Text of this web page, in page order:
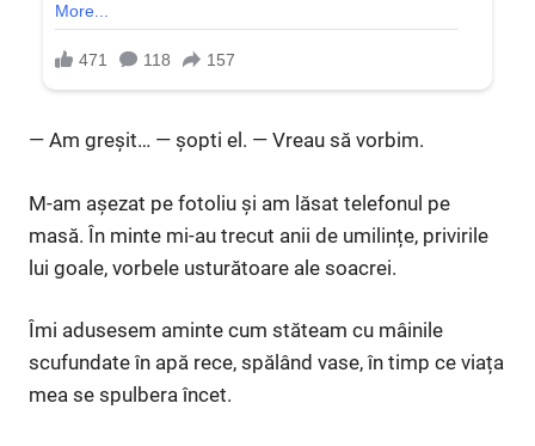
— Am greșit… — șopti el. — Vreau să vorbim.
M-am așezat pe fotoliu și am lăsat telefonul pe
masă. În minte mi-au trecut anii de umilințe, privirile
lui goale, vorbele usturătoare ale soacrei.
Îmi adusesem aminte cum stăteam cu mâinile
scufundate în apă rece, spălând vase, în timp ce viața
mea se spulbera încet.